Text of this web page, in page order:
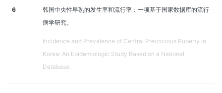
6
韩国中央性早熟的发生率和流行率：一项基于国家数据库的流行
病学研究。
Incidence and Prevalence of Central Precocious Puberty in
Korea: An Epidemiologic Study Based on a National
Database.